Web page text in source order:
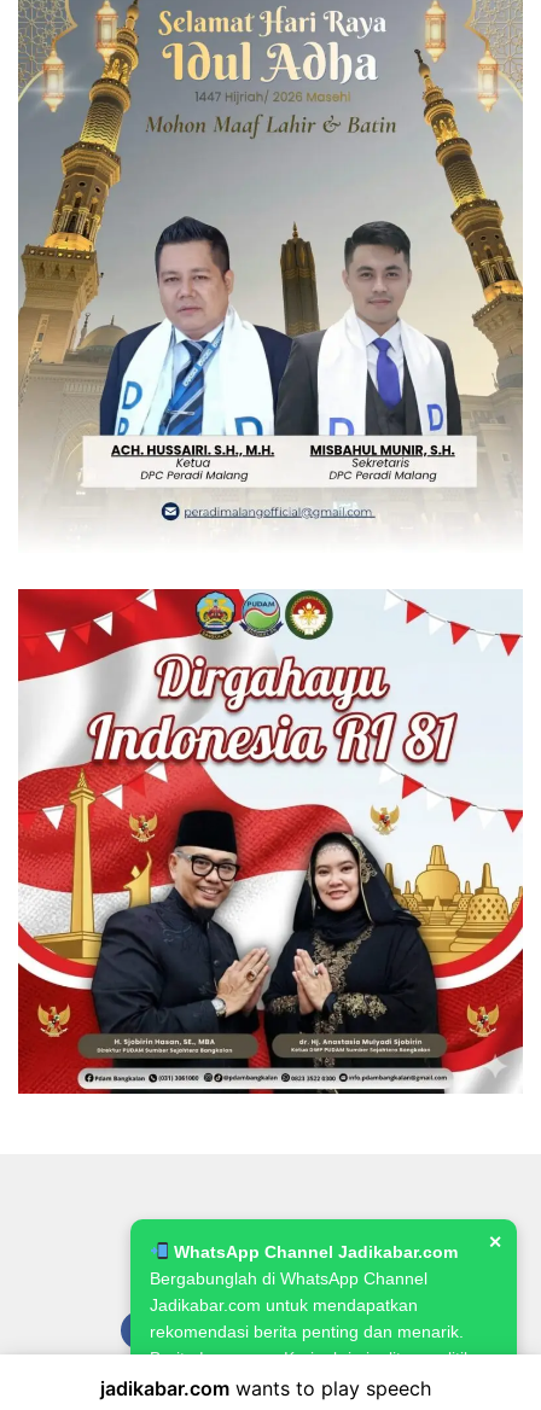
Pedoman Media Siber Kode Etik Jurnalistik
jadikabar.com wants to play speech
WhatsApp Channel Jadikabar.com
Bergabunglah di WhatsApp Channel
Jadikabar.com untuk mendapatkan
rekomendasi berita penting dan menarik.
Berita Lowongan Kerja, kriminalitas, politik,
pemerintahan, pertanian & ketahanan
✕